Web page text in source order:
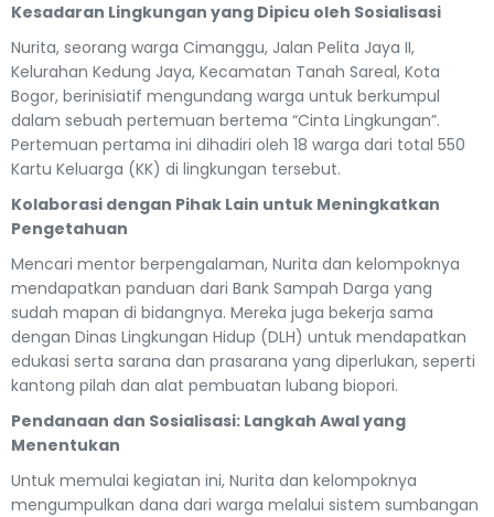
Kesadaran Lingkungan yang Dipicu oleh Sosialisasi
Nurita, seorang warga Cimanggu, Jalan Pelita Jaya II,
Kelurahan Kedung Jaya, Kecamatan Tanah Sareal, Kota
Bogor, berinisiatif mengundang warga untuk berkumpul
dalam sebuah pertemuan bertema “Cinta Lingkungan”.
Pertemuan pertama ini dihadiri oleh 18 warga dari total 550
Kartu Keluarga (KK) di lingkungan tersebut.
Kolaborasi dengan Pihak Lain untuk Meningkatkan
Pengetahuan
Mencari mentor berpengalaman, Nurita dan kelompoknya
mendapatkan panduan dari Bank Sampah Darga yang
sudah mapan di bidangnya. Mereka juga bekerja sama
dengan Dinas Lingkungan Hidup (DLH) untuk mendapatkan
edukasi serta sarana dan prasarana yang diperlukan, seperti
kantong pilah dan alat pembuatan lubang biopori.
Pendanaan dan Sosialisasi: Langkah Awal yang
Menentukan
Untuk memulai kegiatan ini, Nurita dan kelompoknya
mengumpulkan dana dari warga melalui sistem sumbangan